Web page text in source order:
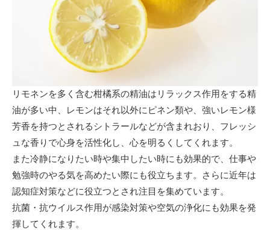
リモネンを多く含む柑橘系の精油はリラックス作用をする精
油が多い中、レモンはそれ以外にピネン類や、強いレモン様
芳香を持つとされるシトラールなどが含まれおり、フレッシ
ュな香りで心身を活性化し、心を明るくしてくれます。
また冷静になりたい時や集中したい時にも効果的で、仕事や
勉強時のやる気を高めたい際にも役立ちます。さらに近年は
認知症対策などに役立つとされ注目を集めています。
抗菌・抗ウイルス作用が感染対策や空気の浄化にも効果を発
揮してくれます。